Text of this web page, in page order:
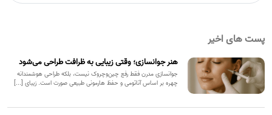
پست های اخیر
هنر جوانسازی؛ وقتی زیبایی به ظرافت طراحی می‌شود
جوانسازی مدرن فقط رفع چین‌وچروک نیست، بلکه طراحی هوشمندانه
چهره بر اساس آناتومی و حفظ هارمونی طبیعی صورت است. زیبای [...]